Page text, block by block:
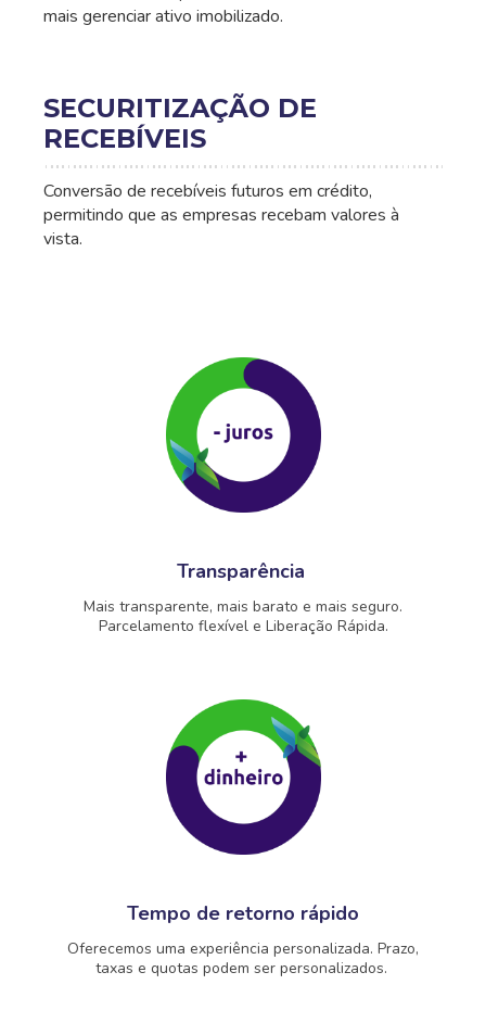
mais gerenciar ativo imobilizado.
SECURITIZAÇÃO DE
RECEBÍVEIS
Conversão de recebíveis futuros em crédito,
permitindo que as empresas recebam valores à
vista.
Transparência
Mais transparente, mais barato e mais seguro.
Parcelamento flexível e Liberação Rápida.
Tempo de retorno rápido
Oferecemos uma experiência personalizada. Prazo,
taxas e quotas podem ser personalizados.